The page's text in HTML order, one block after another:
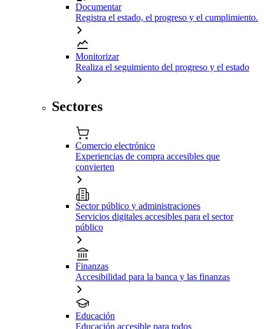
Documentar
Registra el estado, el progreso y el cumplimiento.
Monitorizar
Realiza el seguimiento del progreso y el estado
Sectores
Comercio electrónico
Experiencias de compra accesibles que
convierten
Sector público y administraciones
Servicios digitales accesibles para el sector
público
Finanzas
Accesibilidad para la banca y las finanzas
Educación
Educación accesible para todos